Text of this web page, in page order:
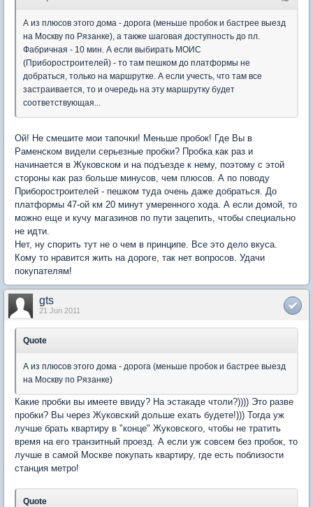
А из плюсов этого дома - дорога (меньше пробок и бастрее выезд
на Москву по Рязанке), а также шаговая доступность до пл.
Фабричная - 10 мин. А если выбирать МОИС
(Приборостроителей) - то там пешком до платформы не
добраться, только на маршрутке. А если учесть, что там все
застраивается, то и очередь на эту маршрутку будет
соответствующая...
Ой! Не смешите мои тапочки! Меньше пробок! Где Вы в
Раменском видели серьезные пробки? Пробка как раз и
начинается в Жуковском и на подъезде к нему, поэтому с этой
стороны как раз больше минусов, чем плюсов. А по поводу
Приборостроителей - пешком туда очень даже добраться. До
платформы 47-ой км 20 минут умеренного хода. А если домой, то
можно еще и кучу магазинов по пути зацепить, чтобы специально
не идти.
Нет, ну спорить тут не о чем в принципе. Все это дело вкуса.
Кому то нравится жить на дороге, так нет вопросов. Удачи
покупателям!
gts
21 Jun 2011
Quote
А из плюсов этого дома - дорога (меньше пробок и бастрее выезд
на Москву по Рязанке)
Какие пробки вы имеете ввиду? На эстакаде чтоли?)))) Это разве
пробки? Вы через Жуковский дольше ехать будете!))) Тогда уж
лучше брать квартиру в "конце" Жуковского, чтобы не тратить
время на его транзитный проезд. А если уж совсем без пробок, то
лучше в самой Москве покупать квартиру, где есть поблизости
станция метро!
Quote